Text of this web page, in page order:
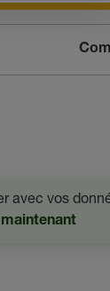
avec vos